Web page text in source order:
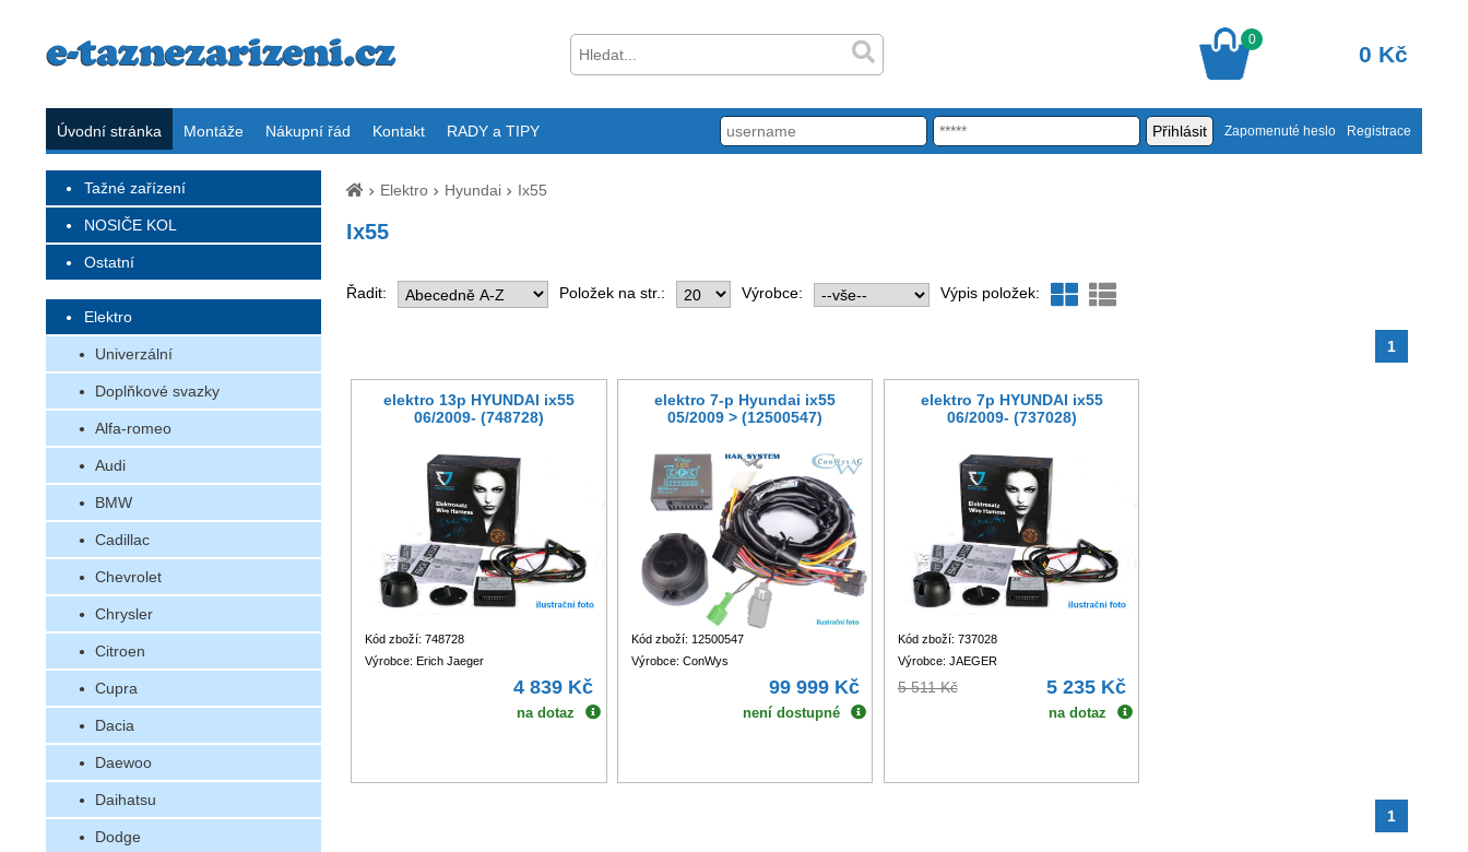
0
0 Kč
Úvodní stránka Montáže Nákupní řád Kontakt RADY a TIPY Zapomenuté heslo Registrace
Tažné zařízení
NOSIČE KOL
Ostatní
Elektro
Univerzální
Doplňkové svazky
Alfa-romeo
Audi
BMW
Cadillac
Chevrolet
Chrysler
Citroen
Cupra
Dacia
Daewoo
Daihatsu
Dodge
Elektro Hyundai Ix55
Ix55
Řadit: Položek na str.: Výrobce: Výpis položek:
1
elektro 13p HYUNDAI ix55
06/2009- (748728)
Kód zboží: 748728
Výrobce: Erich Jaeger
4 839 Kč
na dotaz
elektro 7-p Hyundai ix55
05/2009 > (12500547)
Kód zboží: 12500547
Výrobce: ConWys
99 999 Kč
není dostupné
elektro 7p HYUNDAI ix55
06/2009- (737028)
Kód zboží: 737028
Výrobce: JAEGER
5 511 Kč 5 235 Kč
na dotaz
1